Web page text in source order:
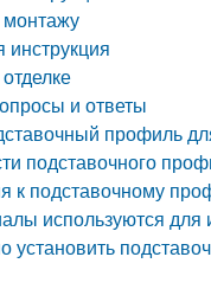
и ответы
профиль
подставочного
к подставочному
используются
установить